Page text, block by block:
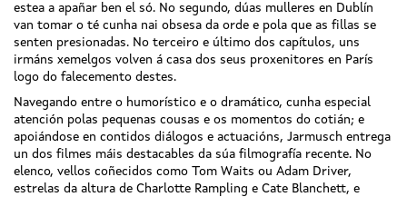
estea a apañar ben el só. No segundo, dúas mulleres en Dublín
van tomar o té cunha nai obsesa da orde e pola que as fillas se
senten presionadas. No terceiro e último dos capítulos, uns
irmáns xemelgos volven á casa dos seus proxenitores en París
logo do falecemento destes.
Navegando entre o humorístico e o dramático, cunha especial
atención polas pequenas cousas e os momentos do cotián; e
apoiándose en contidos diálogos e actuacións, Jarmusch entrega
un dos filmes máis destacables da súa filmografía recente. No
elenco, vellos coñecidos como Tom Waits ou Adam Driver,
estrelas da altura de Charlotte Rampling e Cate Blanchett, e